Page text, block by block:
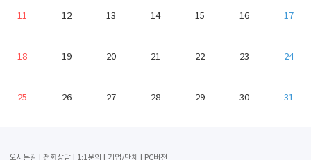
11 12 13 14 15 16 17
18 19 20 21 22 23 24
25 26 27 28 29 30 31
오시는길 전화상담 1:1문의 기업/단체 PC버전